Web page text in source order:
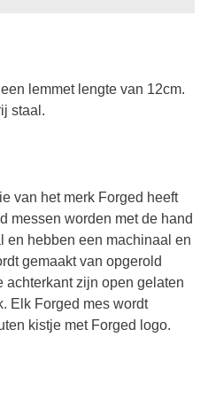
lemmet lengte van 12cm.
staal.
van het merk Forged heeft
messen worden met de hand
en hebben een machinaal en
gemaakt van opgerold
achterkant zijn open gelaten
Elk Forged mes wordt
kistje met Forged logo.